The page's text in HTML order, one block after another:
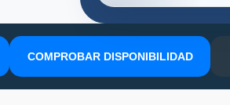
COMPROBAR DISPONIBILIDAD